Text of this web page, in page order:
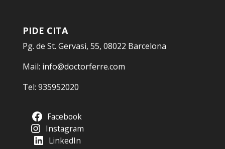
PIDE CITA
Pg. de St. Gervasi, 55, 08022 Barcelona
Mail: info@doctorferre.com
Tel: 935952020
Facebook
Instagram
LinkedIn